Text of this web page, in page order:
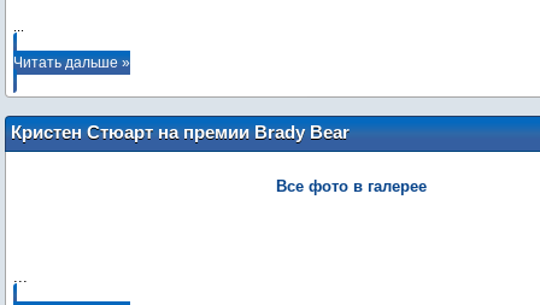
Читать дальше »
Кристен Стюарт на премии Brady Bear
Awards в Лос-Анджелесе (7 июня)
Все фото в галерее
...